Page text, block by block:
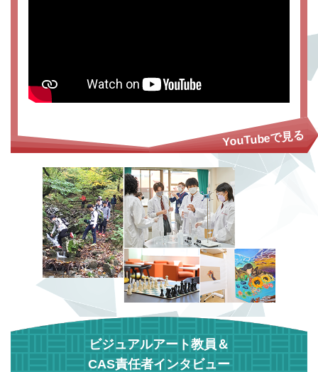
ビジュアルアート教員＆
CAS責任者インタビュー